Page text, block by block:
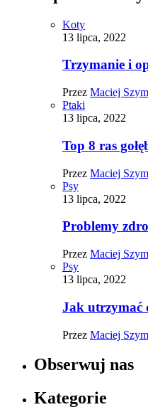
Koty
13 lipca, 2022
Trzymanie i
Przez Maciej
Ptaki
13 lipca, 2022
Top 8 ras
Przez Maciej
Psy
13 lipca, 2022
Problemy
Przez Maciej
Psy
13 lipca, 2022
Jak utrzymać
Przez Maciej
Obserwuj nas
Kategorie